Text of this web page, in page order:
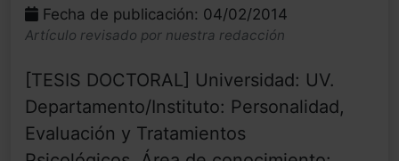
Fecha de publicación: 04/02/2014
Artículo revisado por nuestra redacción
[TESIS DOCTORAL] Universidad: UV.
Departamento/Instituto: Personalidad,
Evaluación y Tratamientos